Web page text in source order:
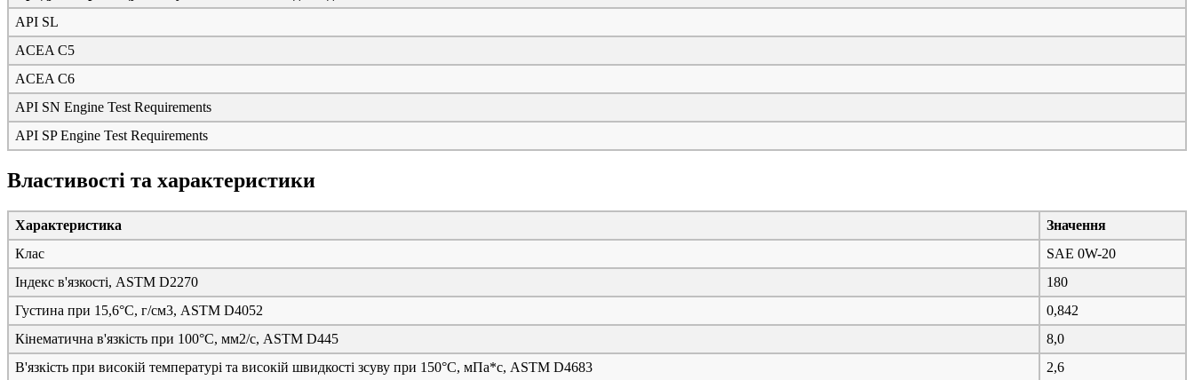
API SL
ACEA C5
ACEA C6
API SN Engine Test Requirements
API SP Engine Test Requirements
Властивості та характеристики
Характеристика
Значення
Клас
SAE 0W-20
Індекс в'язкості, ASTM D2270
180
Густина при 15,6°C, г/см3, ASTM D4052
0,842
Кінематична в'язкість при 100°C, мм2/с, ASTM D445
8,0
В'язкість при високій температурі та високій швидкості зсуву при 150°C, мПа*с, ASTM D4683
2,6